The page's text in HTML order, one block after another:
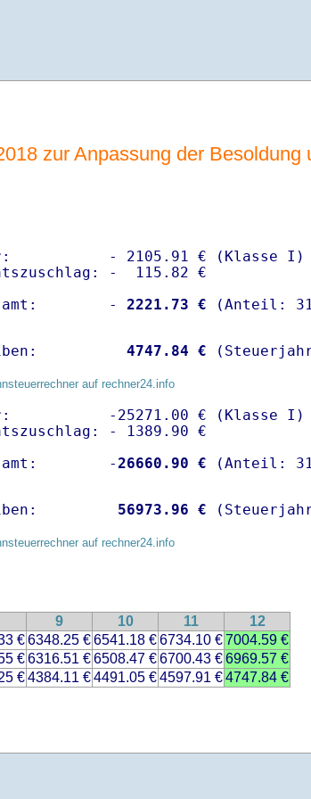
zur Anpassung der Besoldung
- 2105.91 € (Klasse I)
-  115.82 €
-
2221.73 €
4747.84 €
auf rechner24.info
-25271.00 € (Klasse I)
- 1389.90 €
-26660.90 €
56973.96 €
auf rechner24.info
9 10 11
12
€6348.25 €6541.18 €6734.10 €7004.59 €
€6316.51 €6508.47 €6700.43 €6969.57 €
€4384.11 €4491.05 €4597.91 €4747.84 €